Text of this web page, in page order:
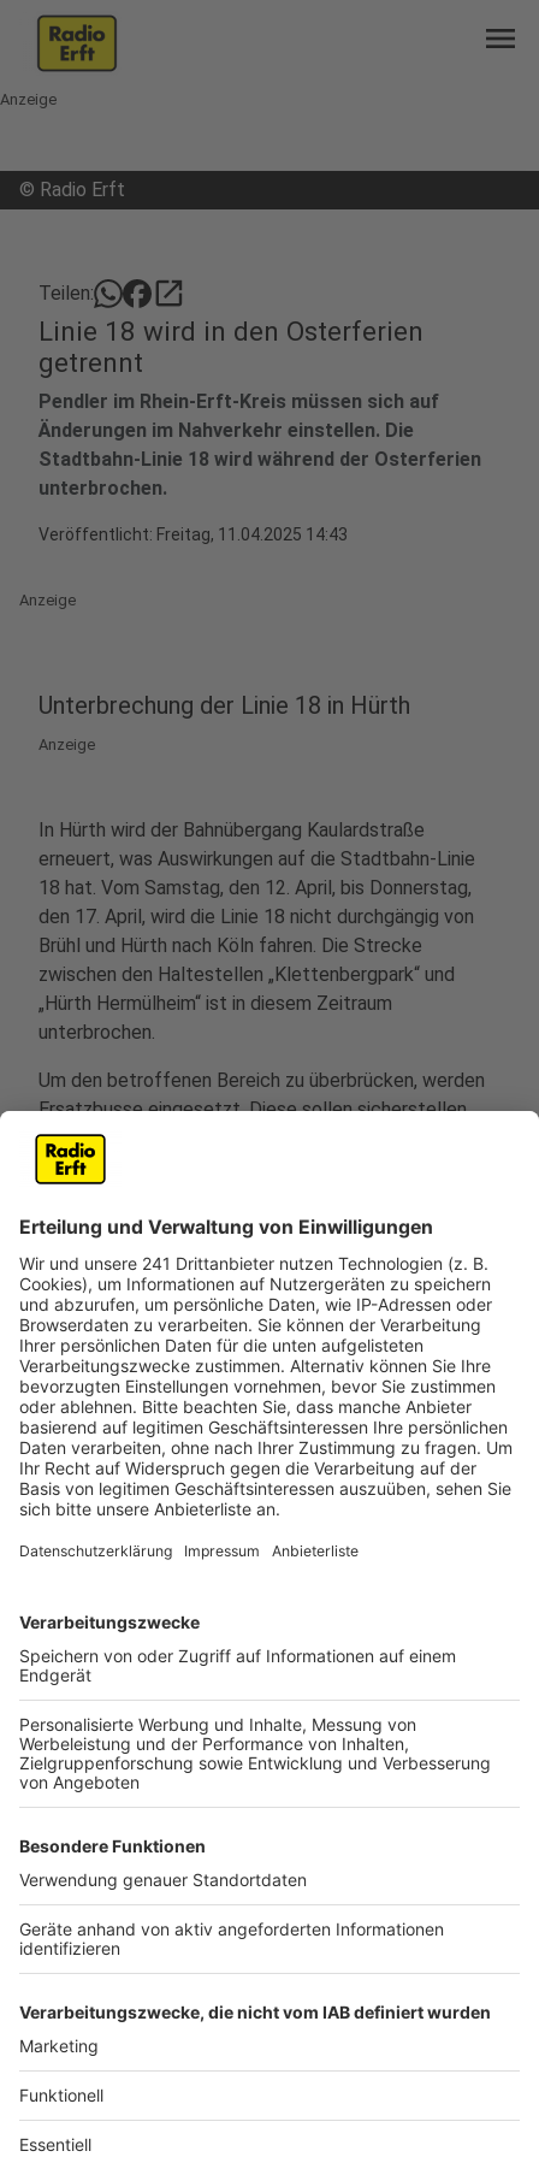
menu
Anzeige
© Radio Erft
Teilen: open_in_new
Linie 18 wird in den Osterferien
getrennt
Pendler im Rhein-Erft-Kreis müssen sich auf
Änderungen im Nahverkehr einstellen. Die
Stadtbahn-Linie 18 wird während der Osterferien
unterbrochen.
Veröffentlicht: Freitag, 11.04.2025 14:43
Anzeige
Unterbrechung der Linie 18 in Hürth
Anzeige
In Hürth wird der Bahnübergang Kaulardstraße
erneuert, was Auswirkungen auf die Stadtbahn-Linie
18 hat. Vom Samstag, den 12. April, bis Donnerstag,
den 17. April, wird die Linie 18 nicht durchgängig von
Brühl und Hürth nach Köln fahren. Die Strecke
zwischen den Haltestellen „Klettenbergpark“ und
„Hürth Hermülheim“ ist in diesem Zeitraum
unterbrochen.
Um den betroffenen Bereich zu überbrücken, werden
Ersatzbusse eingesetzt. Diese sollen sicherstellen,
dass Fahrgäste trotz der Bauarbeiten ihre Ziele
erreichen können. Fahrgäste sollten sich auf längere
planen. Der Ersatzbus braucht nach Angaben der
Kölner Verkehrsbetriebe für den etwa fünf Kilometer
langen Weg je Richtung etwa 15 Minuten.
Anzeige
Sperrung Bahnübergang Kaulardstraße
Anzeige
Auch Autofahrer müssen in den Osterferien mit
in Hürth auch für den Autoverkehr gesperrt. Eine
Umleitung ist ausgeschildert.
Weitere Themen von Rhein und Erft
Umbau am Pulheimer Paul-Decker-Platz
Stadtplanung in Frechen: Rhenania-Quartier in
Gefahr?
Radaktionstage am Erft-Radweg
Anzeige